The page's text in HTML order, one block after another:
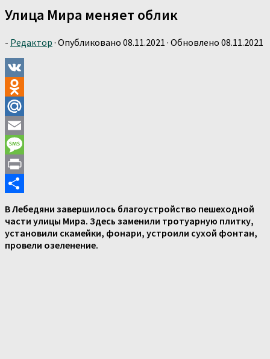
Улица Мира меняет облик
- Редактор · Опубликовано 08.11.2021 · Обновлено 08.11.2021
VK
Odnoklassniki
Mail.Ru
Email
Message
Print
Отправить
В Лебедяни завершилось благоустройство пешеходной
части улицы Мира. Здесь заменили тротуарную плитку,
установили скамейки, фонари, устроили сухой фонтан,
провели озеленение.